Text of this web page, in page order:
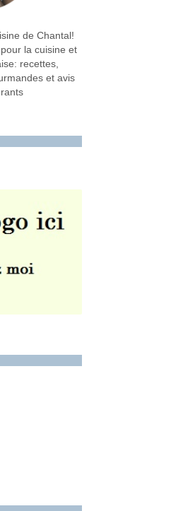
de Chantal!
la cuisine et
recettes,
et avis